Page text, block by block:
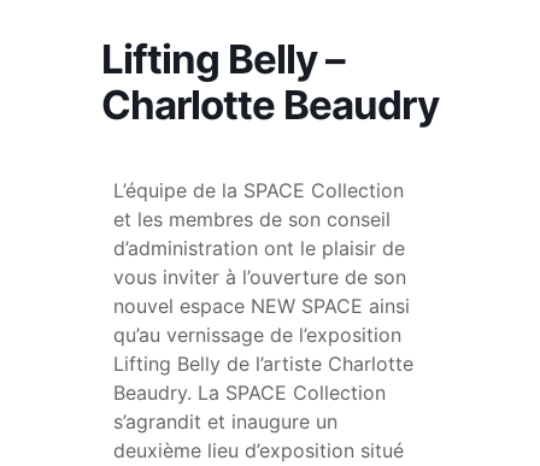
Lifting Belly –
Charlotte Beaudry
L’équipe de la SPACE Collection
et les membres de son conseil
d’administration ont le plaisir de
vous inviter à l’ouverture de son
nouvel espace NEW SPACE ainsi
qu’au vernissage de l’exposition
Lifting Belly de l’artiste Charlotte
Beaudry. La SPACE Collection
s’agrandit et inaugure un
deuxième lieu d’exposition situé